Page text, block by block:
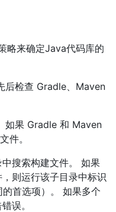
略来确定Java代码库的
后检查 Gradle、Maven
如果 Gradle 和 Maven
件。
搜索构建文件。 如果
则运行该子目录中标识
首选项）。 如果多个
误。